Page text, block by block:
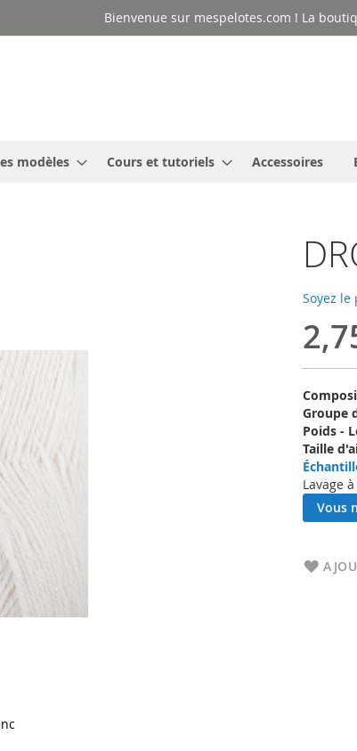
Bienvenue sur mespelotes.com ! La
modèles Cours et tutoriels Accessoires
Soyez
Groupe
Poids -
Taille
Lavage
Vous